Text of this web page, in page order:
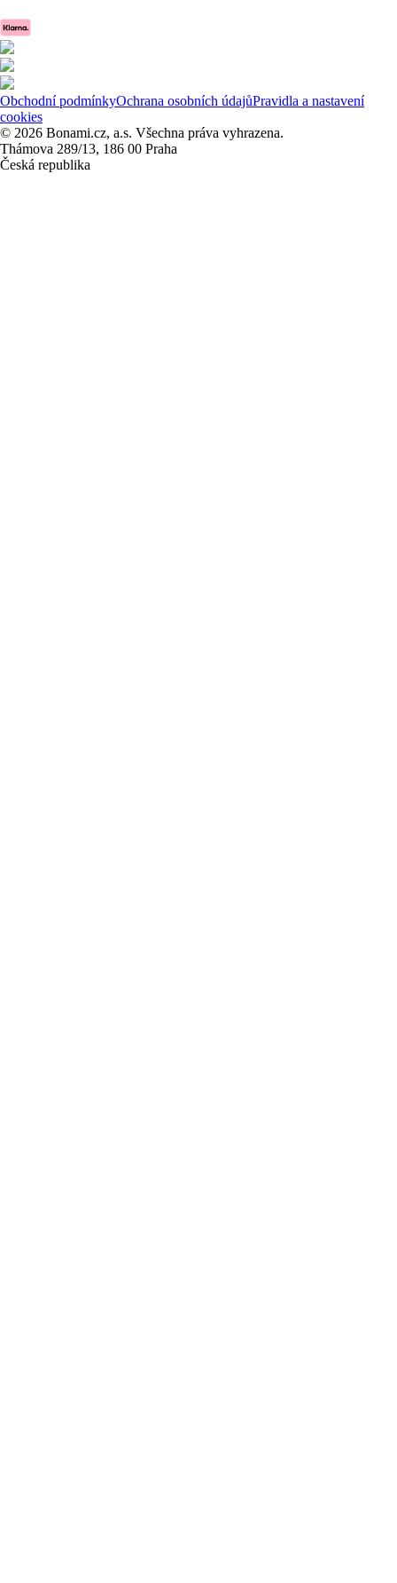
Obchodní podmínkyOchrana osobních údajůPravidla a nastavení
cookies
© 2026 Bonami.cz, a.s. Všechna práva vyhrazena.
Thámova 289/13, 186 00 Praha
Česká republika